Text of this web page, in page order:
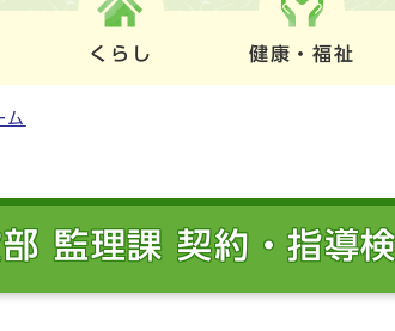
くらし 健康・福祉
ム
部 監理課 契約・指導